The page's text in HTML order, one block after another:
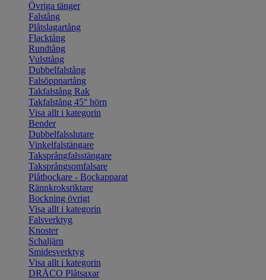
Övriga tänger
Falstång
Plåtslagartång
Flacktång
Rundtång
Vulsttång
Dubbelfalstång
Falsöppnartång
Takfalstång Rak
Takfalstång 45° hörn
Visa allt i kategorin
Bender
Dubbelfalsslutare
Vinkelfalstängare
Taksprångfalsstängare
Taksprångsomfalsare
Plåtbockare - Bockapparat
Rännkroksriktare
Bockning övrigt
Visa allt i kategorin
Falsverktyg
Knoster
Schaljärn
Smidesverktyg
Visa allt i kategorin
DRÄCO Plåtsaxar